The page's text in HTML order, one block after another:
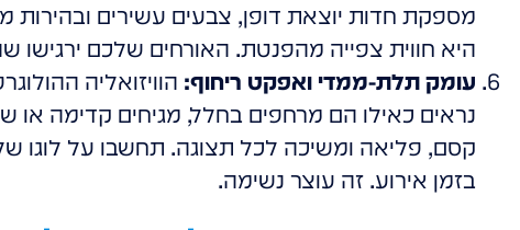
מספקת חדות יוצאת דופן, צבעים עשירים
היא חווית צפייה מהפנטת. האורחים שלכם ירגישו
עומק תלת-ממדי ואפקט ריחוף: הוויזואליה
נראים כאילו הם מרחפים בחלל, מגיחים קדימה או
קסם, פליאה ומשיכה לכל תצוגה. תחשבו על לוגו
בזמן אירוע. זה עוצר נשימה.